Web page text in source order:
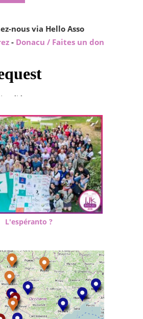
nous via Hello Asso
- Donacu / Faites un don
L'espéranto ?